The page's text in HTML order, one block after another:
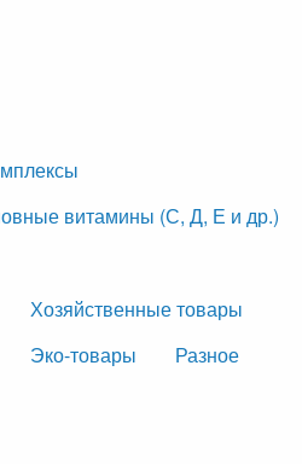
витамины (С, Д, Е и др.)
Хозяйственные товары
Эко-товары
Разное